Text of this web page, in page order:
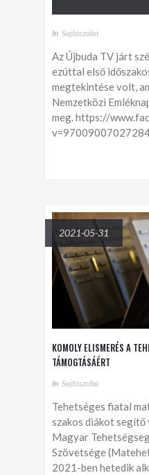
In Sajtószoba
Az Újbuda TV járt
ezúttal első
megtekintése volt,
Nemzetközi
meg. https://
2021-05-31
KOMOLY ELISMERÉS A
TÁMOGTÁSÁÉRT
In Sajtószoba
Tehetséges fiatal
szakos diákot
Magyar
Szövetsége
2021-ben hetedik